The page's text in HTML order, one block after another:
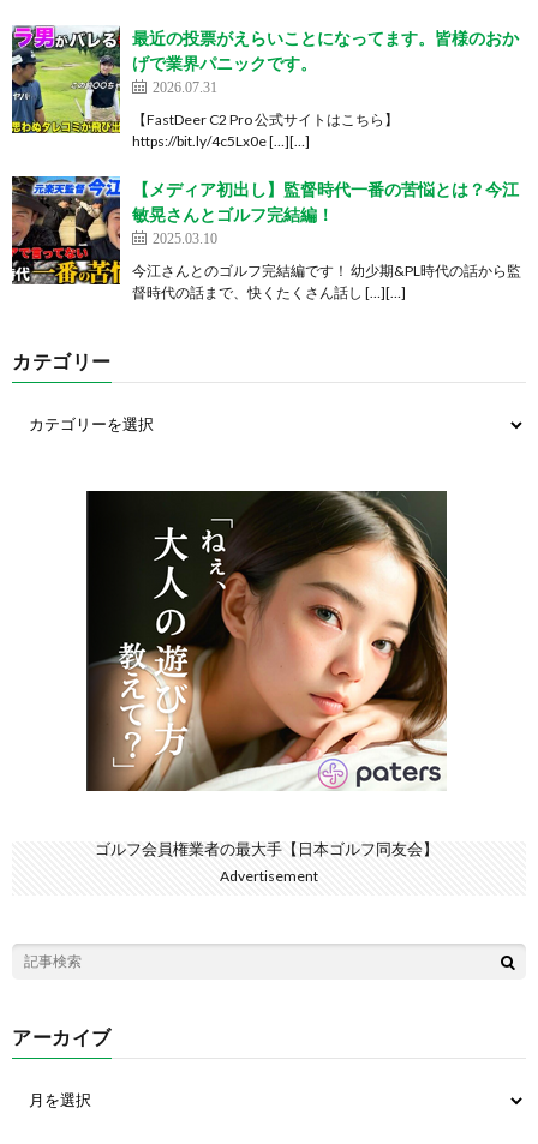
最近の投票がえらいことになってます。皆様のおか
げで業界パニックです。
2026.07.31
【FastDeer C2 Pro 公式サイトはこちら】
https://bit.ly/4c5Lx0e […][…]
【メディア初出し】監督時代一番の苦悩とは？今江
敏晃さんとゴルフ完結編！
2025.03.10
今江さんとのゴルフ完結編です！ 幼少期&PL時代の話から監
督時代の話まで、快くたくさん話し […][…]
カテゴリー
ゴルフ会員権業者の最大手【日本ゴルフ同友会】
Advertisement
アーカイブ